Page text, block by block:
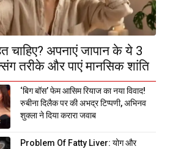
चाहिए? अपनाएं जापान के ये 3
तरीके और पाएं मानसिक शांति
‘बिग बॉस’ फेम आसिम रियाज का नया विवाद!
रुबीना दिलैक पर की अभद्र टिप्पणी, अभिनव
शुक्ला ने दिया करारा जवाब
Problem Of Fatty Liver: योग और